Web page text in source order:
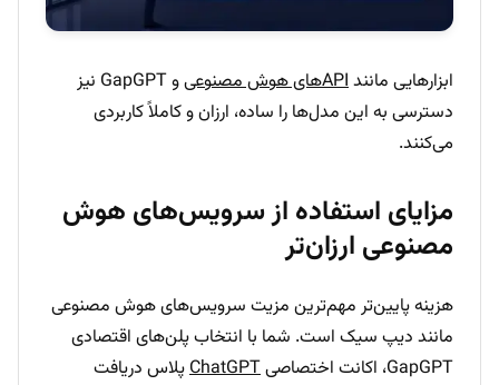
ابزارهایی مانندAPIهای هوش مصنوعی
و GapGPT نیز
دسترسی به این مدل‌ها را ساده، ارزان و کاملاً کاربردی
می‌کنند.
مزایای استفاده از سرویس‌های هوش
مصنوعی ارزان‌تر
هزینه پایین‌تر مهم‌ترین مزیت سرویس‌های هوش مصنوعی
مانند دیپ سیک است. شما با انتخاب پلن‌های اقتصادی
GapGPT، اکانت اختصاصی
ChatGPTپلاس دریافت